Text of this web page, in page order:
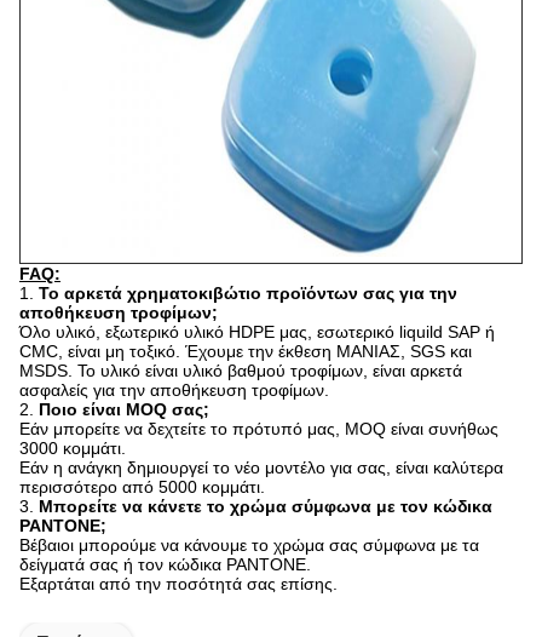
FAQ:
1. Το αρκετά χρηματοκιβώτιο προϊόντων σας για την
αποθήκευση τροφίμων;
Όλο υλικό, εξωτερικό υλικό HDPE μας, εσωτερικό liquild SAP ή
CMC, είναι μη τοξικό. Έχουμε την έκθεση ΜΑΝΙΑΣ, SGS και
MSDS. Το υλικό είναι υλικό βαθμού τροφίμων, είναι αρκετά
ασφαλείς για την αποθήκευση τροφίμων.
2. Ποιο είναι MOQ σας;
Εάν μπορείτε να δεχτείτε το πρότυπό μας, MOQ είναι συνήθως
3000 κομμάτι.
Εάν η ανάγκη δημιουργεί το νέο μοντέλο για σας, είναι καλύτερα
περισσότερο από 5000 κομμάτι.
3. Μπορείτε να κάνετε το χρώμα σύμφωνα με τον κώδικα
PANTONE;
Βέβαιοι μπορούμε να κάνουμε το χρώμα σας σύμφωνα με τα
δείγματά σας ή τον κώδικα PANTONE.
Εξαρτάται από την ποσότητά σας επίσης.